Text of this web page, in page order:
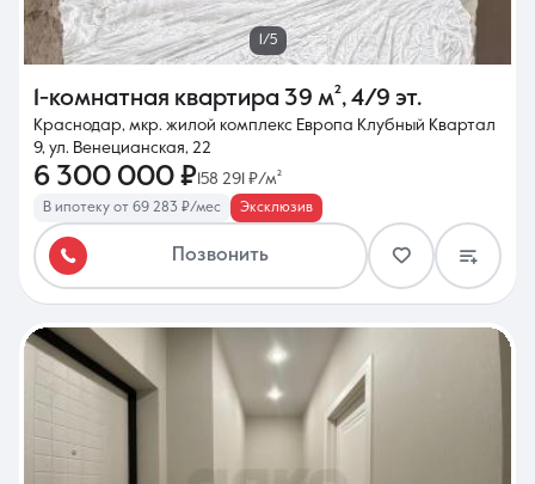
1/5
1-комнатная квартира 39 м², 4/9 эт.
Краснодар, мкр. жилой комплекс Европа Клубный Квартал
9, ул. Венецианская, 22
6 300 000 ₽ 158 291 ₽/м²
В ипотеку от 69 283 ₽/мес Эксклюзив
Позвонить